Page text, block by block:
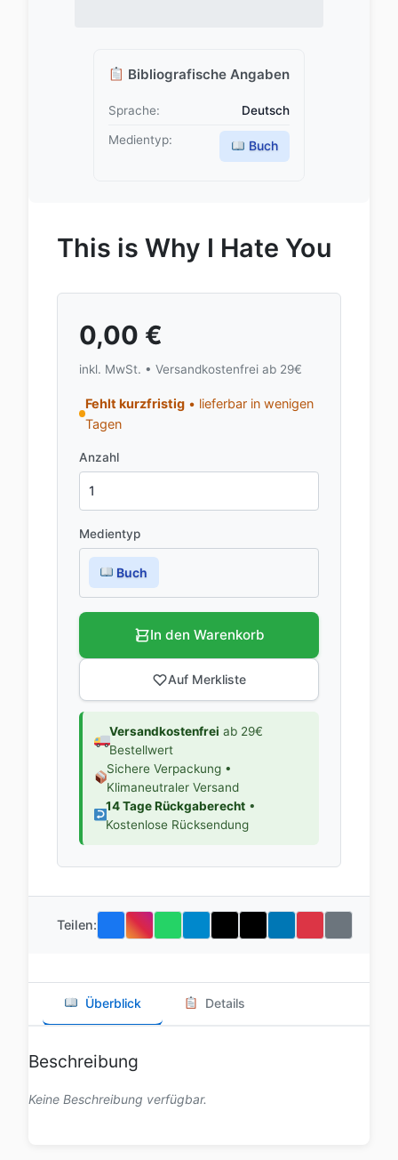
Bibliografische Angaben
Sprache: Deutsch
Medientyp: Buch
This is Why I Hate You
0,00 €
inkl. MwSt. • Versandkostenfrei ab 29€
Fehlt kurzfristig• lieferbar in wenigen
Tagen
Anzahl
Medientyp
Buch
In den Warenkorb
Auf Merkliste
Versandkostenfrei ab 29€
Bestellwert
Sichere Verpackung •
Klimaneutraler Versand
14 Tage Rückgaberecht•
Kostenlose Rücksendung
Teilen:
Überblick Details
Beschreibung
Keine Beschreibung verfügbar.